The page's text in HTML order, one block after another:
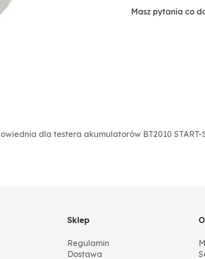
Masz pytania co
dla testera akumulatorów BT2010 START-
Sklep
Regulamin
Dostawa